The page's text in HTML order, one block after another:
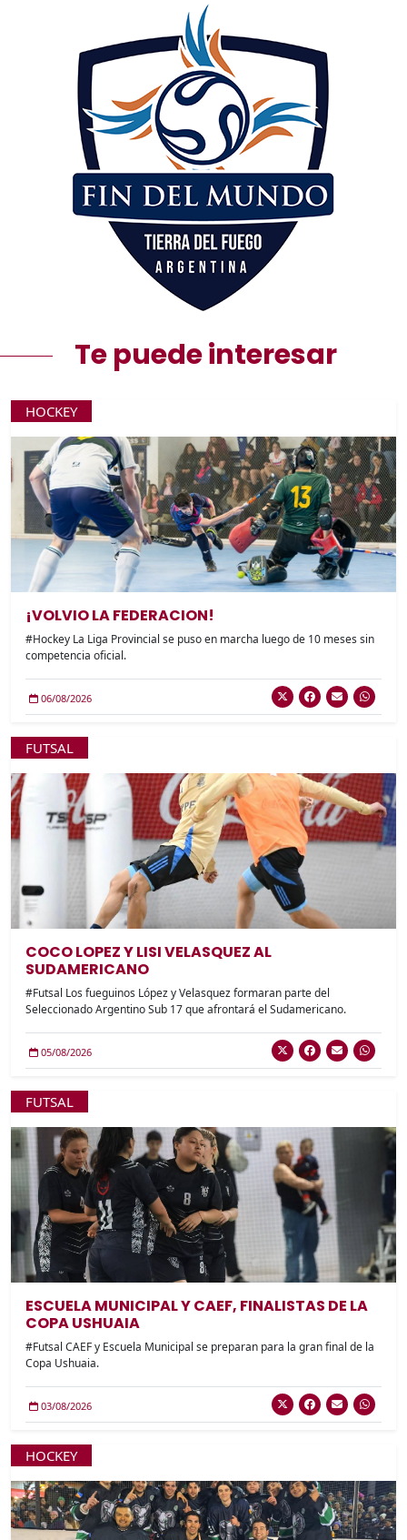
Te puede interesar
HOCKEY
¡VOLVIO LA FEDERACION!
#Hockey La Liga Provincial se puso en marcha luego de 10 meses sin
competencia oficial.
06/08/2026
FUTSAL
COCO LOPEZ Y LISI VELASQUEZ AL
SUDAMERICANO
#Futsal Los fueguinos López y Velasquez formaran parte del
Seleccionado Argentino Sub 17 que afrontará el Sudamericano.
05/08/2026
FUTSAL
ESCUELA MUNICIPAL Y CAEF, FINALISTAS DE LA
COPA USHUAIA
#Futsal CAEF y Escuela Municipal se preparan para la gran final de la
Copa Ushuaia.
03/08/2026
HOCKEY